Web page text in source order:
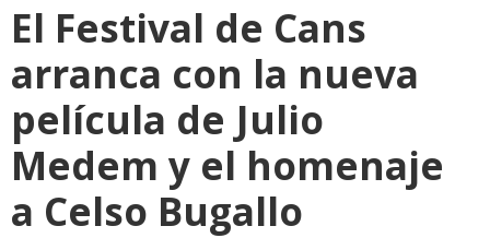
El Festival de Cans
arranca con la nueva
película de Julio
Medem y el homenaje
a Celso Bugallo